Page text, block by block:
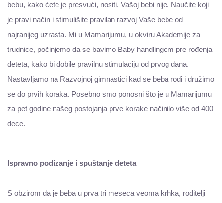
bebu, kako ćete je presvući, nositi. Vašoj bebi nije. Naučite koji
je pravi način i stimulišite pravilan razvoj Vaše bebe od
najranijeg uzrasta. Mi u Mamarijumu, u okviruAkademije za
trudnice, počinjemo da se bavimo Baby handlingom pre rođenja
deteta, kako bi dobile pravilnu stimulaciju od prvog dana.
Nastavljamo na Razvojnoj gimnastici kad se beba rodi i družimo
se do prvih koraka. Posebno smo ponosni što je u Mamarijumu
za pet godine našeg postojanja prve korake načinilo više od 400
dece.
Ispravno podizanje i spuštanje deteta
S obzirom da je beba u prva tri meseca veoma krhka, roditelji